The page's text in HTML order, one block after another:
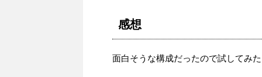
感想
面白そうな構成だったので試してみ